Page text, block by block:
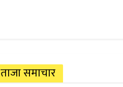
ताजा समाचार